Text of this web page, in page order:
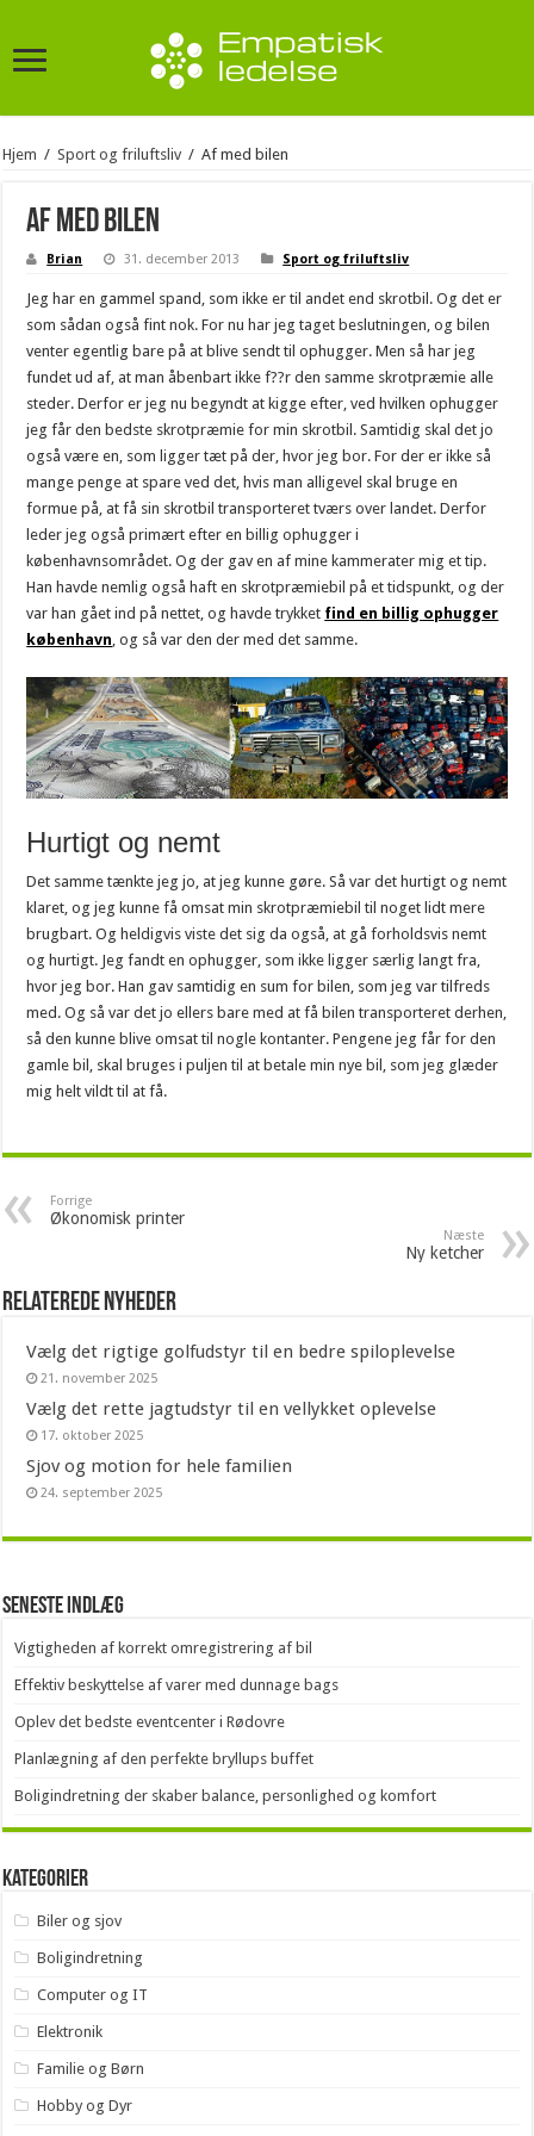
Hjem / Sport og friluftsliv / Af med bilen
Af med bilen
Brian 31. december 2013 Sport og friluftsliv
Jeg har en gammel spand, som ikke er til andet end skrotbil. Og det er
som sådan også fint nok. For nu har jeg taget beslutningen, og bilen
venter egentlig bare på at blive sendt til ophugger. Men så har jeg
fundet ud af, at man åbenbart ikke f??r den samme skrotpræmie alle
steder. Derfor er jeg nu begyndt at kigge efter, ved hvilken ophugger
jeg får den bedste skrotpræmie for min skrotbil. Samtidig skal det jo
også være en, som ligger tæt på der, hvor jeg bor. For der er ikke så
mange penge at spare ved det, hvis man alligevel skal bruge en
formue på, at få sin skrotbil transporteret tværs over landet. Derfor
leder jeg også primært efter en billig ophugger i
københavnsområdet. Og der gav en af mine kammerater mig et tip.
Han havde nemlig også haft en skrotpræmiebil på et tidspunkt, og der
var han gået ind på nettet, og havde trykket find en billig ophugger
københavn, og så var den der med det samme.
Hurtigt og nemt
Det samme tænkte jeg jo, at jeg kunne gøre. Så var det hurtigt og nemt
klaret, og jeg kunne få omsat min skrotpræmiebil til noget lidt mere
brugbart. Og heldigvis viste det sig da også, at gå forholdsvis nemt
og hurtigt. Jeg fandt en ophugger, som ikke ligger særlig langt fra,
hvor jeg bor. Han gav samtidig en sum for bilen, som jeg var tilfreds
med. Og så var det jo ellers bare med at få bilen transporteret derhen,
så den kunne blive omsat til nogle kontanter. Pengene jeg får for den
gamle bil, skal bruges i puljen til at betale min nye bil, som jeg glæder
mig helt vildt til at få.
Forrige
Økonomisk printer
Næste
Ny ketcher
Relaterede nyheder
Vælg det rigtige golfudstyr til en bedre spiloplevelse
21. november 2025
Vælg det rette jagtudstyr til en vellykket oplevelse
17. oktober 2025
Sjov og motion for hele familien
24. september 2025
Seneste indlæg
Vigtigheden af korrekt omregistrering af bil
Effektiv beskyttelse af varer med dunnage bags
Oplev det bedste eventcenter i Rødovre
Planlægning af den perfekte bryllups buffet
Boligindretning der skaber balance, personlighed og komfort
Kategorier
Biler og sjov
Boligindretning
Computer og IT
Elektronik
Familie og Børn
Hobby og Dyr